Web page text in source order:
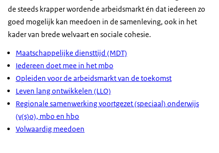
de steeds krapper wordende arbeidsmarkt én dat iedereen zo
goed mogelĳk kan meedoen in de samenleving, ook in het
kader van brede welvaart en sociale cohesie.
Maatschappelĳke diensttĳd (MDT)
Iedereen doet mee in het mbo
Opleiden voor de arbeidsmarkt van de toekomst
Leven lang ontwikkelen (LLO)
Regionale samenwerking voortgezet (speciaal) onderwijs
(v(s)o), mbo en hbo
Volwaardig meedoen